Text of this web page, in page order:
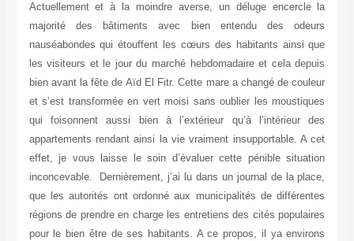
Actuellement et à la moindre averse, un déluge encercle la
majorité des bâtiments avec bien entendu des odeurs
nauséabondes qui étouffent les cœurs des habitants ainsi que
les visiteurs et le jour du marché hebdomadaire et cela depuis
bien avant la fête de Aïd El Fitr. Cette mare a changé de couleur
et s’est transformée en vert moisi sans oublier les moustiques
qui foisonnent aussi bien à l’extérieur qu’à l’intérieur des
appartements rendant ainsi la vie vraiment insupportable. A cet
effet, je vous laisse le soin d’évaluer cette pénible situation
inconcevable. Dernièrement, j’ai lu dans un journal de la place,
que les autorités ont ordonné aux municipalités de différentes
régions de prendre en charge les entretiens des cités populaires
pour le bien être de ses habitants. A ce propos, il ya environs